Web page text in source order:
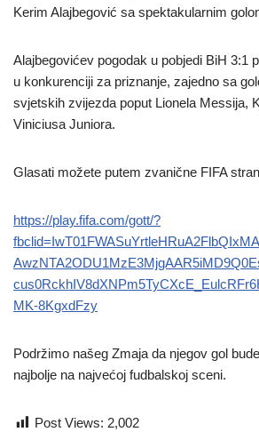
Kerim Alajbegović sa spektakularnim
Alajbegovićev pogodak u pobjedi BiH 3:1
u konkurenciji za priznanje, zajedno sa
svjetskih zvijezda poput Lionela Messija,
Viniciusa Juniora.
Glasati možete putem zvanične FIFA
https://play.fifa.com/gott/?
MK-8KgxdFzy
Podržimo našeg Zmaja da njegov gol
najbolje na najvećoj fudbalskoj sceni.
Post Views: 2,002